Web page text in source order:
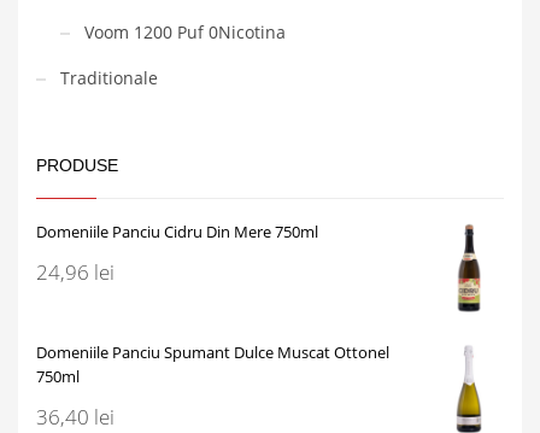
Voom 1200 Puf 0Nicotina
Traditionale
PRODUSE
Domeniile Panciu Cidru Din Mere 750ml
24,96 lei
Domeniile Panciu Spumant Dulce Muscat Ottonel
750ml
36,40 lei